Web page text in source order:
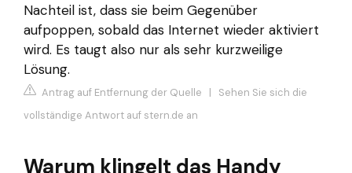
Nachteil ist, dass sie beim Gegenüber
aufpoppen, sobald das Internet wieder aktiviert
wird. Es taugt also nur als sehr kurzweilige
Lösung.
Antrag auf Entfernung der Quelle | Sehen Sie sich die
vollständige Antwort auf stern.de an
Warum klingelt das Handy